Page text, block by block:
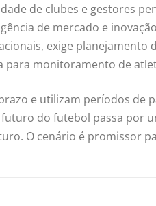
de clubes e gestores
de mercado e
exige planejamento
para monitoramento de
e utilizam períodos de
do futebol passa por
O cenário é promissor